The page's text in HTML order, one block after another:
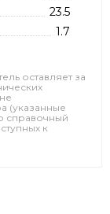
23.5
1.7
оставляет за
(указанные
справочный
к